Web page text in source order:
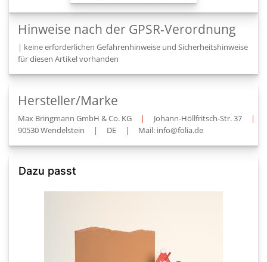
Hinweise nach der GPSR-Verordnung
| keine erforderlichen Gefahrenhinweise und Sicherheitshinweise
für diesen Artikel vorhanden
Hersteller/Marke
Max Bringmann GmbH & Co. KG | Johann-Höllfritsch-Str. 37
|
90530 Wendelstein
| DE | Mail: info@folia.de
Dazu passt